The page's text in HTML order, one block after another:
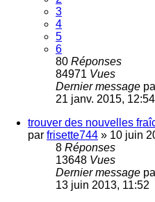
3
4
5
6
80 Réponses
84971 Vues
Dernier message
21 janv. 2015, 12:54
trouver des nouvelles
par frisette744 » 10 juin
8 Réponses
13648 Vues
Dernier message
13 juin 2013, 11:52